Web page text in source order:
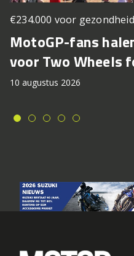
€234.000 voor
MotoGP-fans
voor Two Wheels
10 augustus 2026